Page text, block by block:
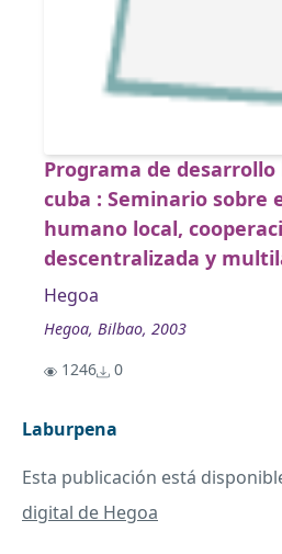
Programa de
cuba : Seminario sobre
humano local,
descentralizada y
Hegoa
Hegoa, Bilbao, 2003
1246
0
Laburpena
Esta publicación está
digital de Hegoa